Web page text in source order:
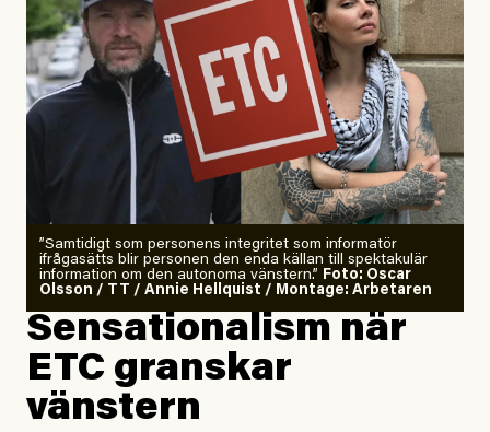
”Samtidigt som personens integritet som informatör
ifrågasätts blir personen den enda källan till spektakulär
information om den autonoma vänstern.” Foto: Oscar
Olsson / TT / Annie Hellquist / Montage: Arbetaren
Sensationalism när
ETC granskar
vänstern